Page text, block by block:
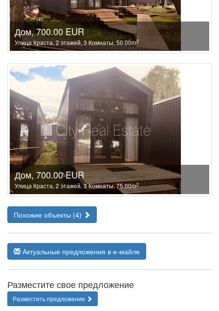
Дом, 700.00 EUR
Улица Краста, 2 этажей, 3 Комнаты, 50.00m2
Дом, 700.00 EUR
Улица Краста, 2 этажей, 3 Комнаты, 75.00m2
Похожие объекты (4)
Актуальные предложения в е-майле
Разместите свое предложение
Разместить предложение